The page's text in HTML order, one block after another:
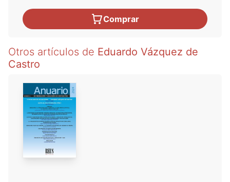
Comprar
Otros artículos de Eduardo Vázquez de
Castro